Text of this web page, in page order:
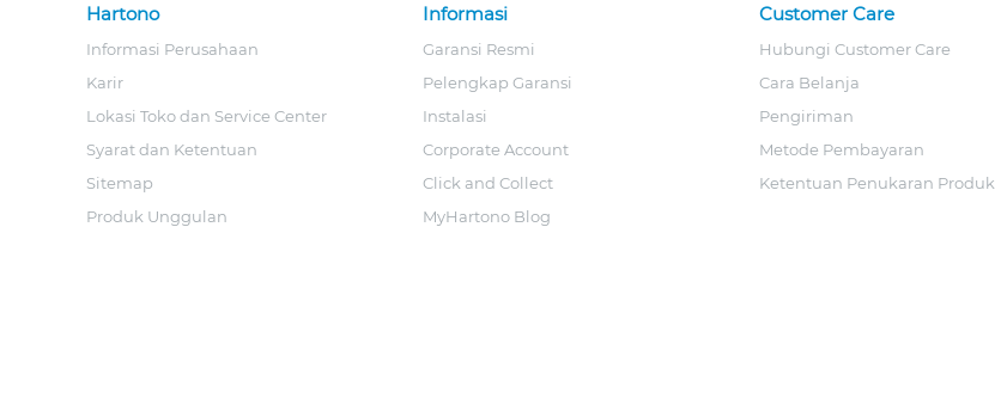
Hartono
Informasi Perusahaan
Karir
Lokasi Toko dan Service Center
Syarat dan Ketentuan
Sitemap
Produk Unggulan
Informasi
Garansi Resmi
Pelengkap Garansi
Instalasi
Corporate Account
Click and Collect
MyHartono Blog
Customer Care
Hubungi Customer Care
Cara Belanja
Pengiriman
Metode Pembayaran
Ketentuan Penukaran Produk